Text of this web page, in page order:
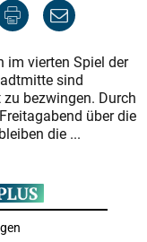
im vierten Spiel der
sind
bezwingen. Durch
über die
die ...